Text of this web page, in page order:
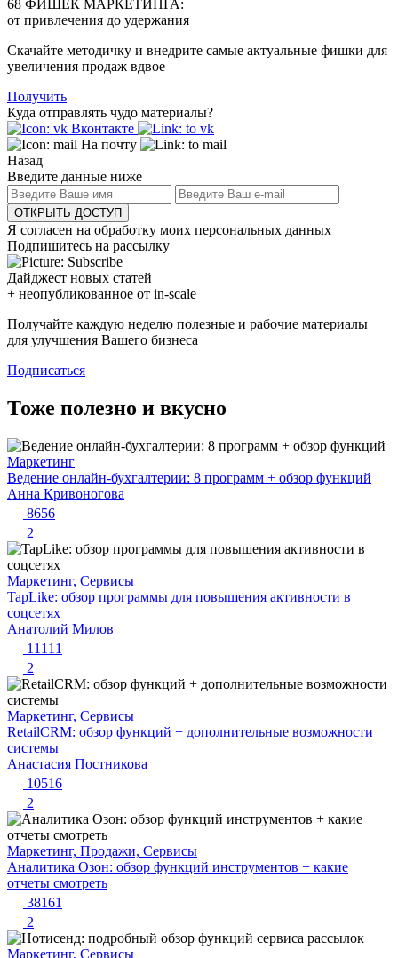
68 ФИШЕК МАРКЕТИНГА:
от привлечения до удержания
Скачайте методичку и внедрите самые актуальные фишки для
увеличения продаж вдвое
Получить
Куда отправлять чудо материалы?
Вконтакте
На почту
Назад
Введите данные ниже
ОТКРЫТЬ ДОСТУП
Я согласен на обработку моих персональных данных
Подпишитесь на рассылку
Дайджест новых статей
+ неопубликованное от in-scale
Получайте каждую неделю полезные и рабочие материалы
для улучшения Вашего бизнеса
Подписаться
Тоже полезно и вкусно
Маркетинг
Ведение онлайн-бухгалтерии: 8 программ + обзор функций
Анна Кривоногова
8656
2
Маркетинг, Сервисы
TapLike: обзор программы для повышения активности в
соцсетях
Анатолий Милов
11111
2
Маркетинг, Сервисы
RetailCRM: обзор функций + дополнительные возможности
системы
Анастасия Постникова
10516
2
Маркетинг, Продажи, Сервисы
Аналитика Озон: обзор функций инструментов + какие
отчеты смотреть
38161
2
Маркетинг, Сервисы